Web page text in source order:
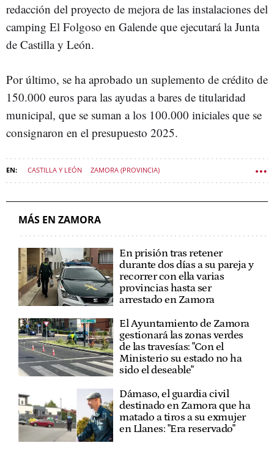
redacción del proyecto de mejora de las instalaciones del
camping El Folgoso en Galende que ejecutará la Junta
de Castilla y León.
Por último, se ha aprobado un suplemento de crédito de
150.000 euros para las ayudas a bares de titularidad
municipal, que se suman a los 100.000 iniciales que se
consignaron en el presupuesto 2025.
CASTILLA Y LEÓN ZAMORA (PROVINCIA)
MÁS EN ZAMORA
En prisión tras retener
durante dos días a su pareja y
recorrer con ella varias
provincias hasta ser
arrestado en Zamora
El Ayuntamiento de Zamora
gestionará las zonas verdes
de las travesías: "Con el
Ministerio su estado no ha
sido el deseable"
Dámaso, el guardia civil
destinado en Zamora que ha
matado a tiros a su exmujer
en Llanes: "Era reservado"